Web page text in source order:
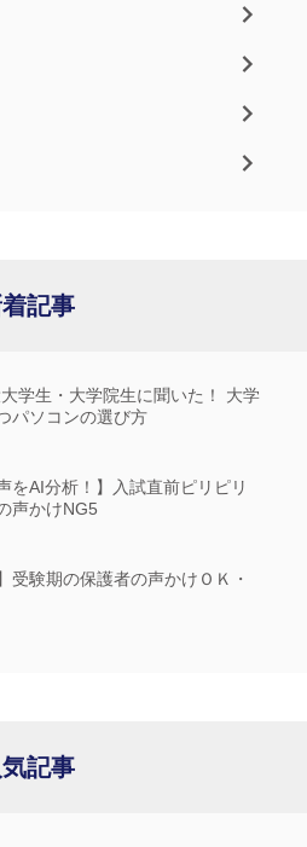
記事
大学生・大学院生に聞いた！ 大学
パソコンの選び方
をAI分析！】入試直前ピリピリ
声かけNG5
受験期の保護者の声かけＯＫ・
記事